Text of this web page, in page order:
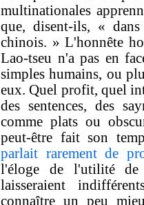
multinationales
que, disent-ils, «
chinois. » L'honnête
Lao-tseu n'a pas en
simples humains, ou
eux. Quel profit, quel
des sentences, des
comme plats ou
peut-être fait son
parlait rarement de
l'éloge de l'utilité
laisseraient
connaître un peu